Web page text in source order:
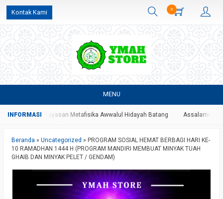
Kontak Kami 0
MENU
Resmi Yayasan Metafisika Awwalul Hidayah Batang Assalamualaikum
Beranda » Uncategorized » PROGRAM SOSIAL HEMAT BERBAGI HARI KE-
10 RAMADHAN 1444 H (PROGRAM MANDIRI MEMBUAT MINYAK TUAH
GHAIB DAN MINYAK PELET / GENDAM)